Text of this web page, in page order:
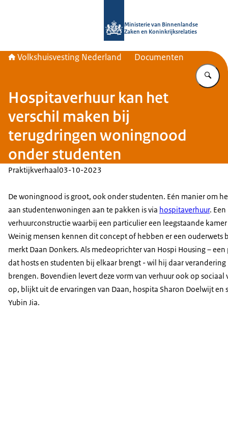
Ministerie van Binnenlandse
Zaken en Koninkrijksrelaties
Volkshuisvesting Nederland Documenten
Hospitaverhuur kan het
verschil maken bij
terugdringen woningnood
onder studenten
Praktijkverhaal03-10-2023
De woningnood is groot, ook onder studenten. Eén manier om
aan studentenwoningen aan te pakken is via hospitaverhuur. Een
verhuurconstructie waarbij een particulier een leegstaande
Weinig mensen kennen dit concept of hebben er een ouderwets
merkt Daan Donkers. Als medeoprichter van Hospi Housing –
dat hosts en studenten bij elkaar brengt - wil hij daar verandering
brengen. Bovendien levert deze vorm van verhuur ook op sociaal
op, blijkt uit de ervaringen van Daan, hospita Sharon Doelwijt en
Yubin Jia.